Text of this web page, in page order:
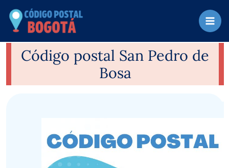
contenido
Código postal San Pedro de
Bosa